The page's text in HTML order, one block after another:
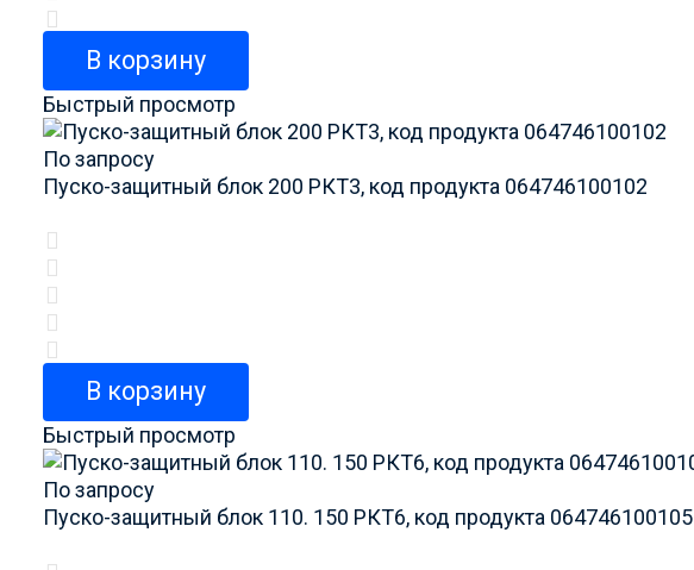
В корзину
Быстрый просмотр
По запросу
Пуско-защитный блок 200 РКТ3, код продукта 064746100102
В корзину
Быстрый просмотр
По запросу
Пуско-защитный блок 110. 150 РКТ6, код продукта 064746100105